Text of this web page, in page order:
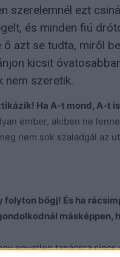
szerelemnél ezt
és minden fiú
azt se tudta, miről
kicsit
nem szeretik.
Ha A-t mond, A-t
ember, akiben ne
nem sok szaladgál az
folyton bőgj! És ha
másképpen,
egyetlen tanácsra sincs